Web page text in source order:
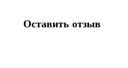
Оставить отзыв